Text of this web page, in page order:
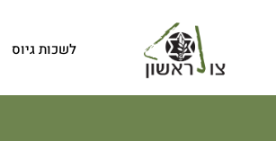
לשכות גיוס